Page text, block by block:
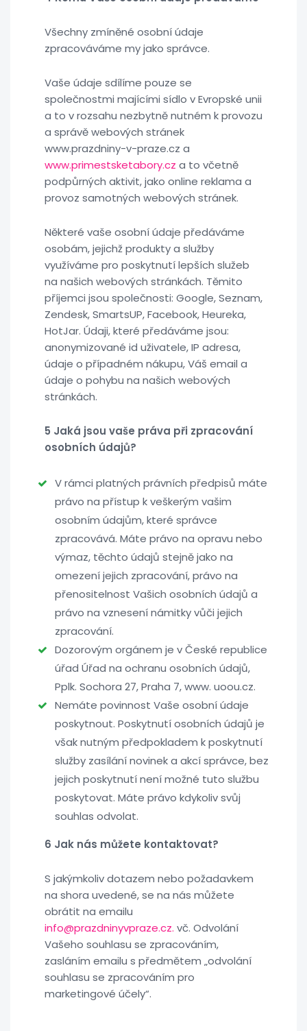
Všechny zmíněné osobní údaje
zpracováváme my jako správce.
Vaše údaje sdílíme pouze se
společnostmi majícími sídlo v Evropské unii
a to v rozsahu nezbytně nutném k provozu
a správě webových stránek
www.prazdniny-v-praze.cz a
www.primestsketabory.cz a to včetně
podpůrných aktivit, jako online reklama a
provoz samotných webových stránek.
Některé vaše osobní údaje předáváme
osobám, jejichž produkty a služby
využíváme pro poskytnutí lepších služeb
na našich webových stránkách. Těmito
příjemci jsou společnosti: Google, Seznam,
Zendesk, SmartsUP, Facebook, Heureka,
HotJar. Údaji, které předáváme jsou:
anonymizované id uživatele, IP adresa,
údaje o případném nákupu, Váš email a
údaje o pohybu na našich webových
stránkách.
5 Jaká jsou vaše práva při zpracování
osobních údajů?
V rámci platných právních předpisů máte
právo na přístup k veškerým vašim
osobním údajům, které správce
zpracovává. Máte právo na opravu nebo
výmaz, těchto údajů stejně jako na
omezení jejich zpracování, právo na
přenositelnost Vašich osobních údajů a
právo na vznesení námitky vůči jejich
zpracování.
Dozorovým orgánem je v České republice
úřad Úřad na ochranu osobních údajů,
Pplk. Sochora 27, Praha 7, www. uoou.cz.
Nemáte povinnost Vaše osobní údaje
poskytnout. Poskytnutí osobních údajů je
však nutným předpokladem k poskytnutí
služby zasílání novinek a akcí správce, bez
jejich poskytnutí není možné tuto službu
poskytovat. Máte právo kdykoliv svůj
souhlas odvolat.
6 Jak nás můžete kontaktovat?
S jakýmkoliv dotazem nebo požadavkem
na shora uvedené, se na nás můžete
obrátit na emailu
info@prazdninyvpraze.cz. vč. Odvolání
Vašeho souhlasu se zpracováním,
zasláním emailu s předmětem „odvolání
souhlasu se zpracováním pro
marketingové účely“.